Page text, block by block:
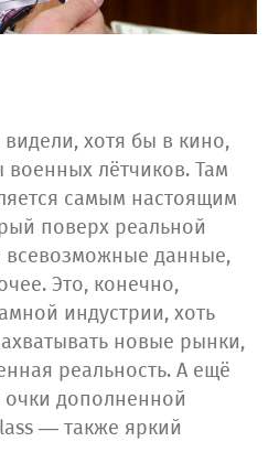
хотя бы в кино,
лётчиков. Там
самым настоящим
поверх реальной
всевозможные данные,
Это, конечно,
индустрии, хоть
новые рынки,
реальность. А ещё
дополненной
— также яркий